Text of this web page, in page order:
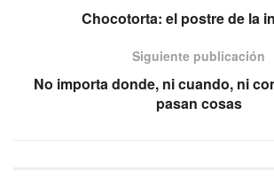
Chocotorta: el postre de la
Siguiente publicación
No importa donde, ni cuando, ni
pasan cosas